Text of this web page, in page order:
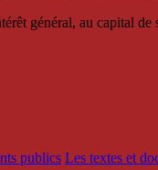
général, au capital de
publics Les textes et